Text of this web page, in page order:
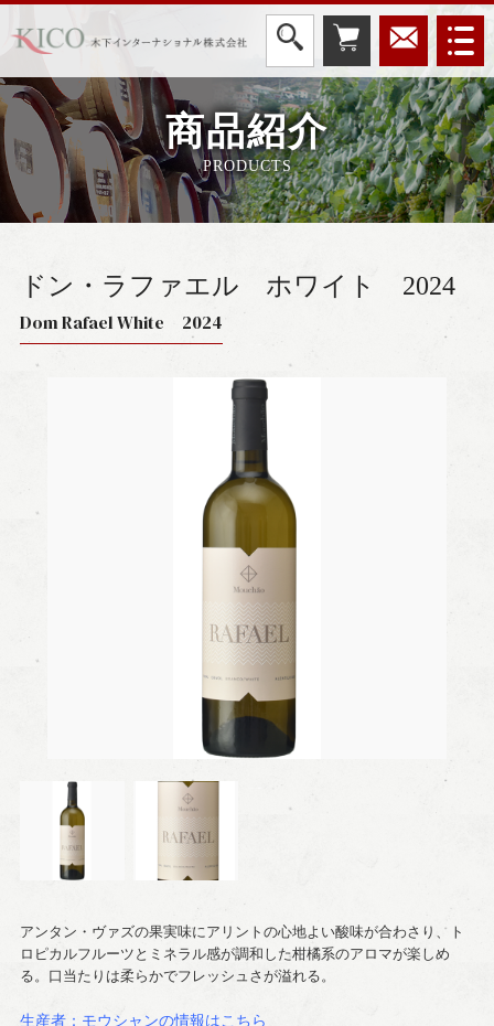
商品紹介
PRODUCTS
ドン・ラファエル ホワイト 2024
Dom Rafael White 2024
アンタン・ヴァズの果実味にアリントの心地よい酸味が合わさり、ト
ロピカルフルーツとミネラル感が調和した柑橘系のアロマが楽しめ
る。口当たりは柔らかでフレッシュさが溢れる。
生産者：モウシャンの情報はこちら